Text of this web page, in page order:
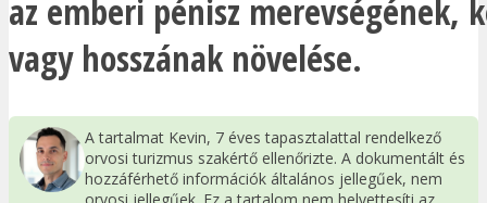
az emberi pénisz merevségének,
vagy hosszának növelése.
A tartalmat Kevin, 7 éves tapasztalattal rendelkező
orvosi turizmus szakértő ellenőrizte. A dokumentált és
hozzáférhető információk általános jellegűek, nem